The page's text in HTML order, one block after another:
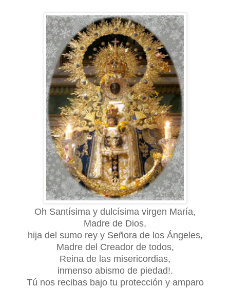
Oh Santísima y dulcísima virgen María,
Madre de Dios,
hija del sumo rey y Señora de los Ángeles,
Madre del Creador de todos,
Reina de las misericordias,
inmenso abismo de piedad!.
Tú nos recibas bajo tu protección y amparo